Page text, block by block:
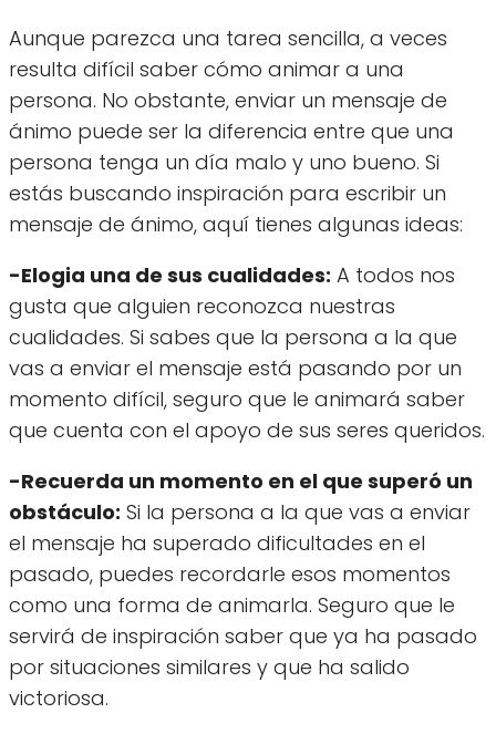
Aunque parezca una tarea sencilla, a veces
resulta difícil saber cómo animar a una
persona. No obstante, enviar un mensaje de
ánimo puede ser la diferencia entre que una
persona tenga un día malo y uno bueno. Si
estás buscando inspiración para escribir un
mensaje de ánimo, aquí tienes algunas ideas:
-Elogia una de sus cualidades: A todos nos
gusta que alguien reconozca nuestras
cualidades. Si sabes que la persona a la que
vas a enviar el mensaje está pasando por un
momento difícil, seguro que le animará saber
que cuenta con el apoyo de sus seres queridos.
-Recuerda un momento en el que superó un
obstáculo: Si la persona a la que vas a enviar
el mensaje ha superado dificultades en el
pasado, puedes recordarle esos momentos
como una forma de animarla. Seguro que le
servirá de inspiración saber que ya ha pasado
por situaciones similares y que ha salido
victoriosa.